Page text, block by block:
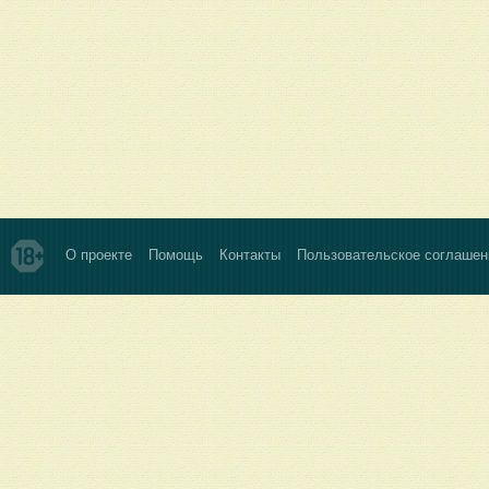
О проекте Помощь Контакты Пользовательское